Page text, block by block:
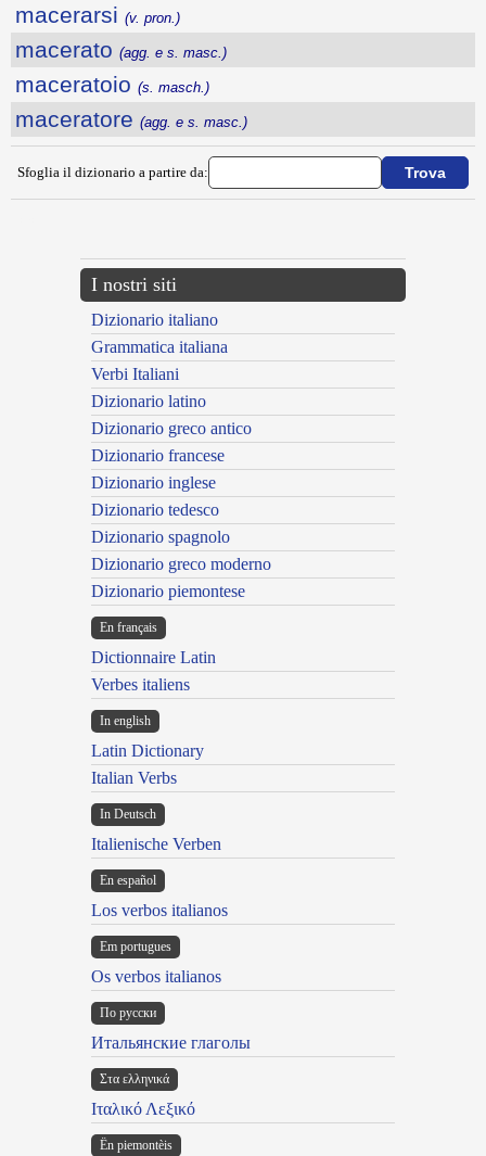
macerarsi (v. pron.)
macerato (agg. e s. masc.)
maceratoio (s. masch.)
maceratore (agg. e s. masc.)
Sfoglia il dizionario a partire da:
I nostri siti
Dizionario italiano
Grammatica italiana
Verbi Italiani
Dizionario latino
Dizionario greco antico
Dizionario francese
Dizionario inglese
Dizionario tedesco
Dizionario spagnolo
Dizionario greco moderno
Dizionario piemontese
En français
Dictionnaire Latin
Verbes italiens
In english
Latin Dictionary
Italian Verbs
In Deutsch
Italienische Verben
En español
Los verbos italianos
Em portugues
Os verbos italianos
По русски
Итальянские глаголы
Στα ελληνικά
Ιταλικό Λεξικό
Ën piemontèis